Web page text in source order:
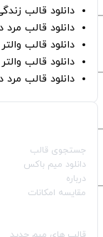
دانلود قالب
دانلود قالب
دانلود قالب
دانلود قالب
دانلود قالب
جستجوی قالب
دانلود میم باکس
درباره
مقایسه امکانات